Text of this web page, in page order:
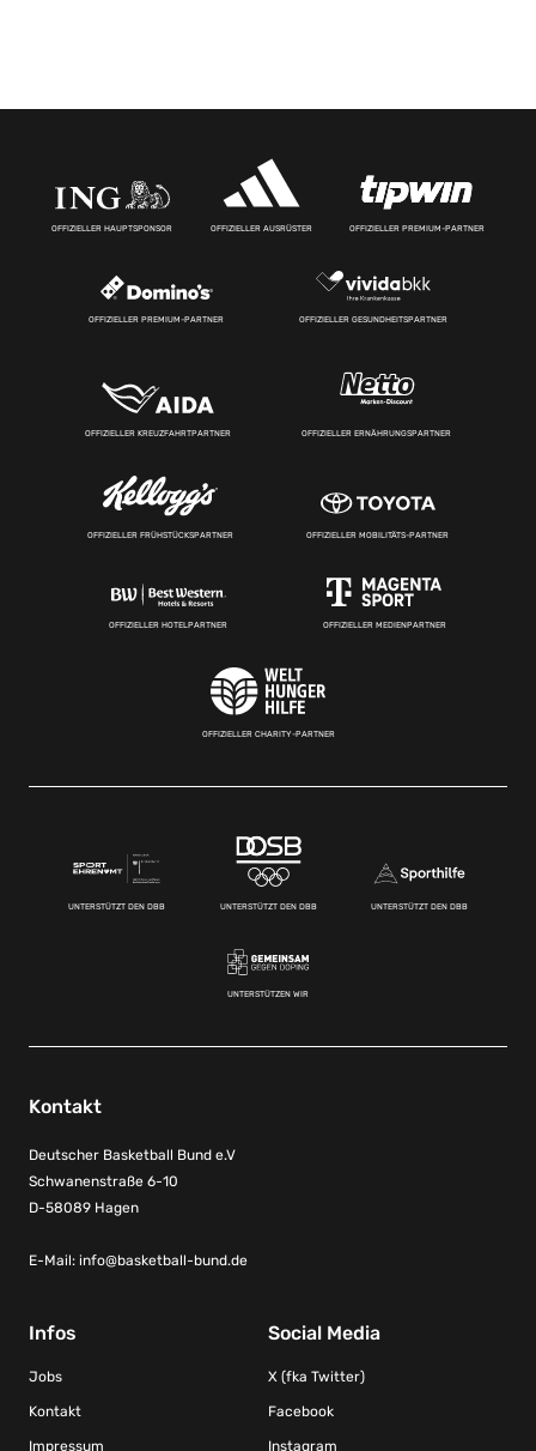
OFFIZIELLER HAUPTSPONSOR OFFIZIELLER AUSRÜSTER OFFIZIELLER PREMIUM-PARTNER
OFFIZIELLER PREMIUM-PARTNER OFFIZIELLER GESUNDHEITSPARTNER
OFFIZIELLER KREUZFAHRTPARTNER OFFIZIELLER ERNÄHRUNGSPARTNER
OFFIZIELLER FRÜHSTÜCKSPARTNER OFFIZIELLER MOBILITÄTS-PARTNER
OFFIZIELLER HOTELPARTNER OFFIZIELLER MEDIENPARTNER
OFFIZIELLER CHARITY-PARTNER
UNTERSTÜTZT DEN DBB UNTERSTÜTZT DEN DBB UNTERSTÜTZT DEN DBB
UNTERSTÜTZEN WIR
Kontakt
Deutscher Basketball Bund e.V
Schwanenstraße 6-10
D-58089 Hagen
E-Mail: info@basketball-bund.de
Infos
Jobs
Kontakt
Impressum
Social Media
X (fka Twitter)
Facebook
Instagram